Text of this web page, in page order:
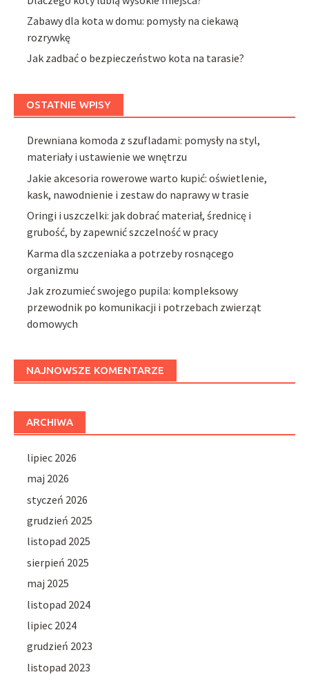
Zabawy dla kota w domu: pomysły na ciekawą
rozrywkę
Jak zadbać o bezpieczeństwo kota na tarasie?
OSTATNIE WPISY
Drewniana komoda z szufladami: pomysły na styl,
materiały i ustawienie we wnętrzu
Jakie akcesoria rowerowe warto kupić: oświetlenie,
kask, nawodnienie i zestaw do naprawy w trasie
Oringi i uszczelki: jak dobrać materiał, średnicę i
grubość, by zapewnić szczelność w pracy
Karma dla szczeniaka a potrzeby rosnącego
organizmu
Jak zrozumieć swojego pupila: kompleksowy
przewodnik po komunikacji i potrzebach zwierząt
domowych
NAJNOWSZE KOMENTARZE
ARCHIWA
lipiec 2026
maj 2026
styczeń 2026
grudzień 2025
listopad 2025
sierpień 2025
maj 2025
listopad 2024
lipiec 2024
grudzień 2023
listopad 2023